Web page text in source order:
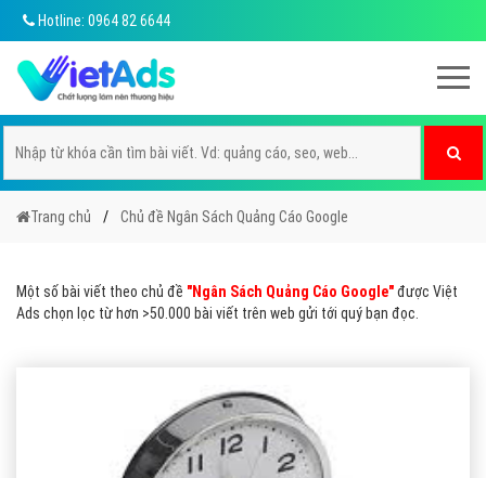
Hotline: 0964 82 6644
Trang chủ Chủ đề Ngân Sách Quảng Cáo Google
Một số bài viết theo chủ đề "Ngân Sách Quảng Cáo Google"được Việt
Ads chọn lọc từ hơn >50.000 bài viết trên web gửi tới quý bạn đọc.